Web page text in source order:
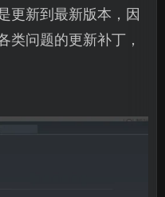
更新到最新版本，因
类问题的更新补丁，